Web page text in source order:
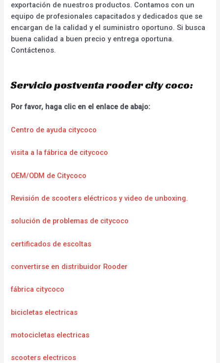
exportación de nuestros productos. Contamos con un
equipo de profesionales capacitados y dedicados que se
encargan de la calidad y el suministro oportuno. Si busca
buena calidad a buen precio y entrega oportuna.
Contáctenos.
Servicio postventa rooder city coco:
Por favor, haga clic en el enlace de abajo:
Centro de ayuda citycoco
visita a la fábrica de citycoco
OEM/ODM de Citycoco
Revisión de scooters eléctricos y video de unboxing.
solución de problemas de citycoco
certificados de escoltas
convertirse en distribuidor Rooder
fábrica citycoco
bicicletas electricas
motocicletas electricas
scooters electricos